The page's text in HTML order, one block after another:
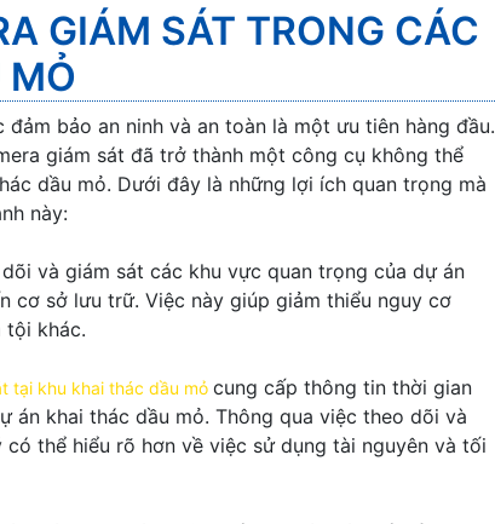
GIÁM SÁT TRONG CÁC
bảo an ninh và an toàn là một ưu tiên hàng đầu.
giám sát đã trở thành một công cụ không thể
dầu mỏ. Dưới đây là những lợi ích quan trọng mà
này:
và giám sát các khu vực quan trọng của dự án
cơ sở lưu trữ. Việc này giúp giảm thiểu nguy cơ
tội khác.
tại khu khai thác dầu mỏ cung cấp thông tin thời gian
án khai thác dầu mỏ. Thông qua việc theo dõi và
thể hiểu rõ hơn về việc sử dụng tài nguyên và tối